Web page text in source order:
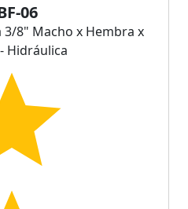
06
3/8" Macho x Hembra x
Hidráulica